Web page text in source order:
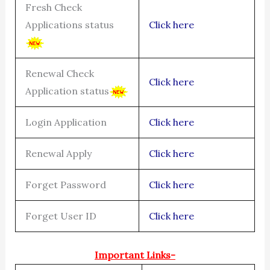
Fresh Check
Applications status
Click here
Renewal Check
Application status
Click here
Login Application Click here
Renewal Apply Click here
Forget Password Click here
Forget User ID Click here
Important Links-